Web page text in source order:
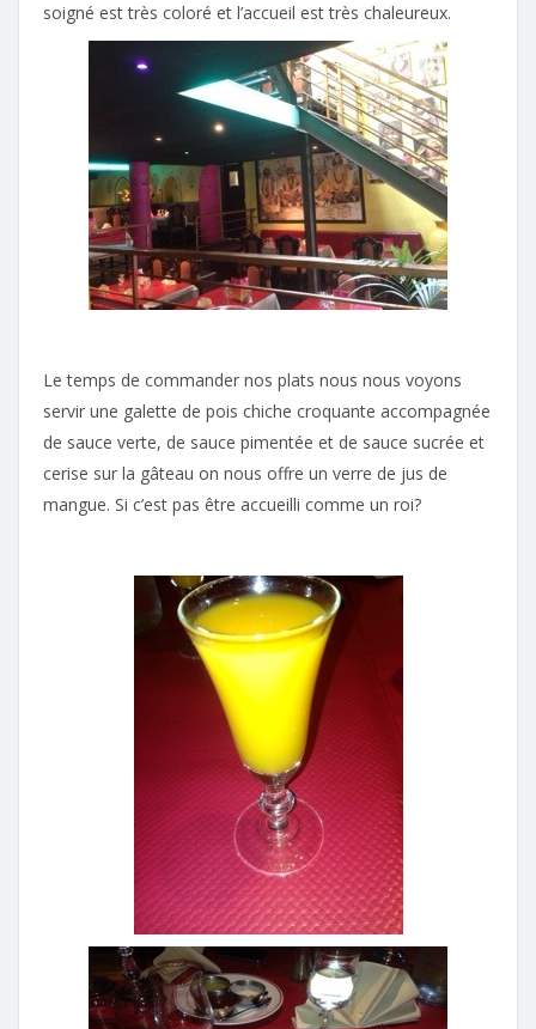
soigné est très coloré et l’accueil est très chaleureux.
Le temps de commander nos plats nous nous voyons
servir une galette de pois chiche croquante accompagnée
de sauce verte, de sauce pimentée et de sauce sucrée et
cerise sur la gâteau on nous offre un verre de jus de
mangue. Si c’est pas être accueilli comme un roi?